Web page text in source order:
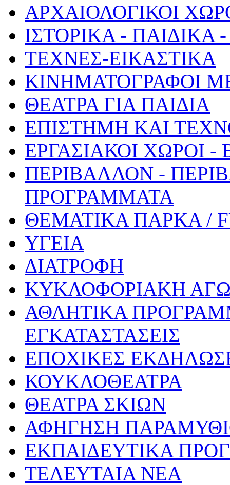
ΑΡΧΑΙΟΛΟΓΙΚΟΙ
ΙΣΤΟΡΙΚΑ -
ΤΕΧΝΕΣ-ΕΙΚΑΣΤΙΚΑ
ΚΙΝΗΜΑΤΟΓΡΑΦΟΙ
ΘΕΑΤΡΑ ΓΙΑ ΠΑΙΔΙΑ
ΕΠΙΣΤΗΜΗ ΚΑΙ
ΕΡΓΑΣΙΑΚΟΙ ΧΩΡΟΙ
ΠΕΡΙΒΑΛΛΟΝ -
ΠΡΟΓΡΑΜΜΑΤΑ
ΘΕΜΑΤΙΚΑ ΠΑΡΚΑ /
ΥΓΕΙΑ
ΔΙΑΤΡΟΦΗ
ΚΥΚΛΟΦΟΡΙΑΚΗ
ΑΘΛΗΤΙΚΑ
ΕΓΚΑΤΑΣΤΑΣΕΙΣ
ΕΠΟΧΙΚΕΣ
ΚΟΥΚΛΟΘΕΑΤΡΑ
ΘΕΑΤΡΑ ΣΚΙΩΝ
ΑΦΗΓΗΣΗ
ΕΚΠΑΙΔΕΥΤΙΚΑ
ΤΕΛΕΥΤΑΙΑ ΝΕΑ